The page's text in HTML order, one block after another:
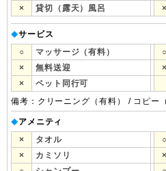
×
貸切（露天）風呂 ×
◆サービス
○
マッサージ（有料） ○
×
無料送迎 ×
×
ペット同行可
備考：クリーニング（有料） / コピー
◆アメニティ
×
タオル ○
×
カミソリ ×